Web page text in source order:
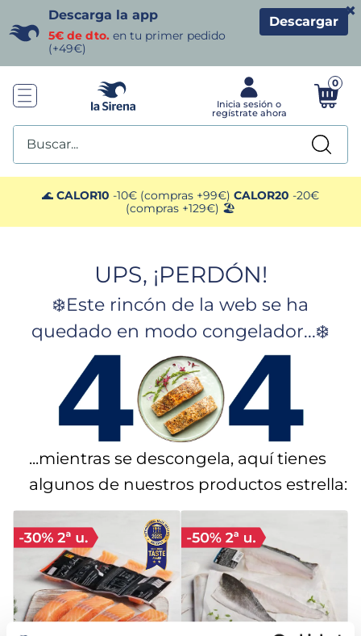
Descarga la app
5€ de dto. en tu primer pedido
(+49€)
Descargar
×
0
Buscar...
🌊 CALOR10 -10€ (compras +99€) CALOR20 -20€
(compras +129€) 🏖️
UPS, ¡PERDÓN!
❄️Este rincón de la web se ha
quedado en modo congelador...❄️
...mientras se descongela, aquí tienes
algunos de nuestros productos estrella:
TÉRMINOS MÁS BUSCADOS
1. helados sirena
patatas
croquetas
verduras
canelones
9. gambon
. pollo